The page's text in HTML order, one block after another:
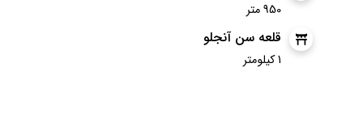
950 متر
قلعه سن آنجلو
1 کیلومتر